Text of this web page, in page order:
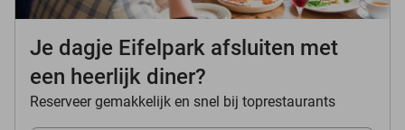
Je dagje Eifelpark afsluiten met
een heerlijk diner?
Reserveer gemakkelijk en snel bij toprestaurants